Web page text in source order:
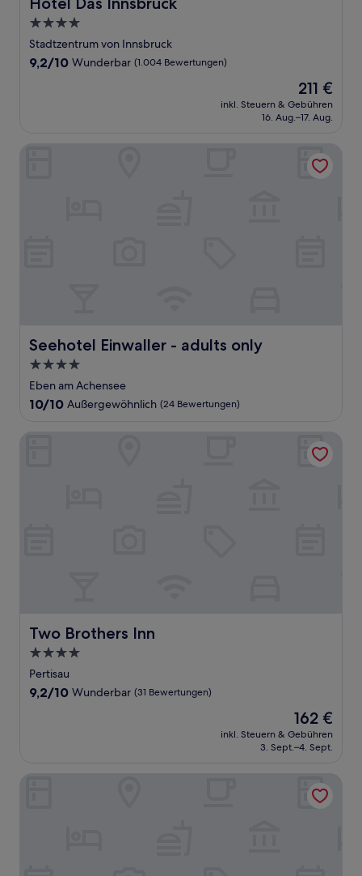
4.0-
Sterne-
Unterkunft
Stadtzentrum von Innsbruck
9.2
9,2/10 Wunderbar (1.004 Bewertungen)
Der
Preis
beträgt
211 €
inkl. Steuern & Gebühren
16. Aug.–17. Aug.
Seehotel Einwaller - adults only
Seehotel Einwaller - adults only
4.0-
Sterne-
Unterkunft
Eben am Achensee
10.0
10,
10/10 Außergewöhnlich (24 Bewertungen)
Two Brothers Inn
Two Brothers Inn
4.0-
Sterne-
Unterkunft
Pertisau
9.2
9,2/10 Wunderbar (31 Bewertungen)
Der
Preis
beträgt
162 €
inkl. Steuern & Gebühren
3. Sept.–4. Sept.